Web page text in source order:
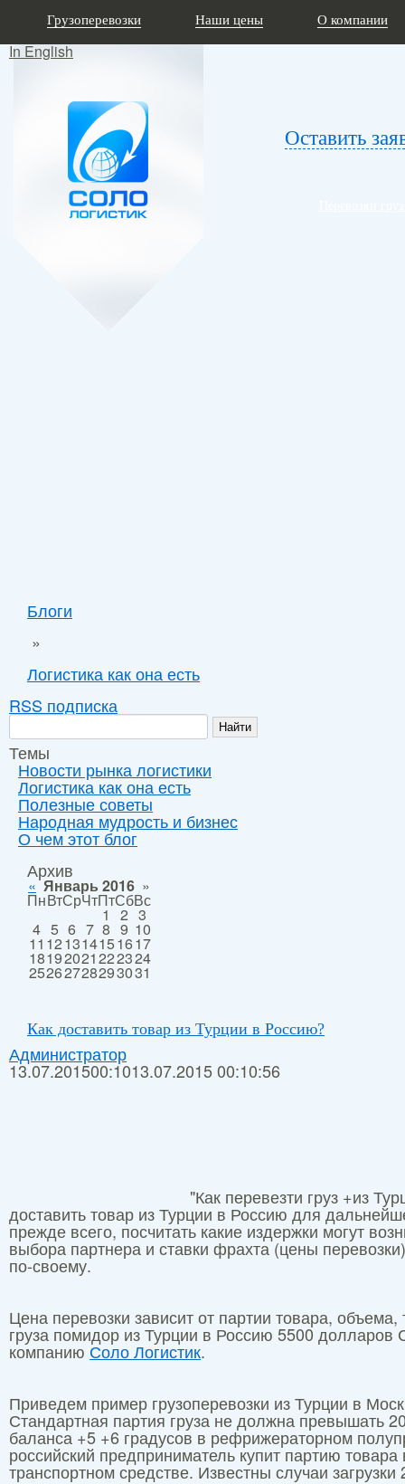
Грузоперевозки Наши цены О компании
In English
Оставить
Блоги
»
Логистика как она есть
RSS подписка
Темы
Новости рынка логистики
Логистика как она есть
Полезные советы
Народная мудрость и бизнес
О чем этот блог
Архив
« Январь 2016 »
ПнВтСрЧтПтСбВс
1 2 3
4 5 6 7 8 9 10
11 121314151617
18192021222324
25262728293031
Как доставить товар из Турции в Россию?
Администратор
13.07.201500:1013.07.2015 00:10:56
"Как перевезти груз +из
доставить товар из Турции в Россию для
прежде всего, посчитать какие издержки могут
выбора партнера и ставки фрахта (цены
по-своему.
Цена перевозки зависит от партии товара,
груза помидор из Турции в Россию 5500
компанию Соло Логистик.
Приведем пример грузоперевозки из Турции в
Стандартная партия груза не должна превышать
баланса +5 +6 градусов в рефрижераторном
российский предприниматель купит партию
транспортном средстве. Известны случаи